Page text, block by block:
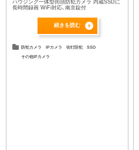
ハウジング一体型街頭防犯カメラ 内蔵SSDに
長時間録画 WiFi対応､南京錠付
続きを読む
防犯カメラ IPカメラ 街灯防犯 SSD
その他IPカメラ